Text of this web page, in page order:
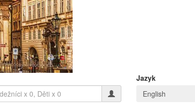
Jazyk
English